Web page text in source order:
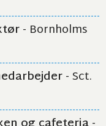
- Bornholms
- Sct.